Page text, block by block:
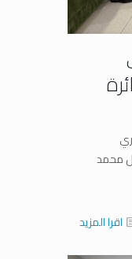
محمد
اقرا المزيد